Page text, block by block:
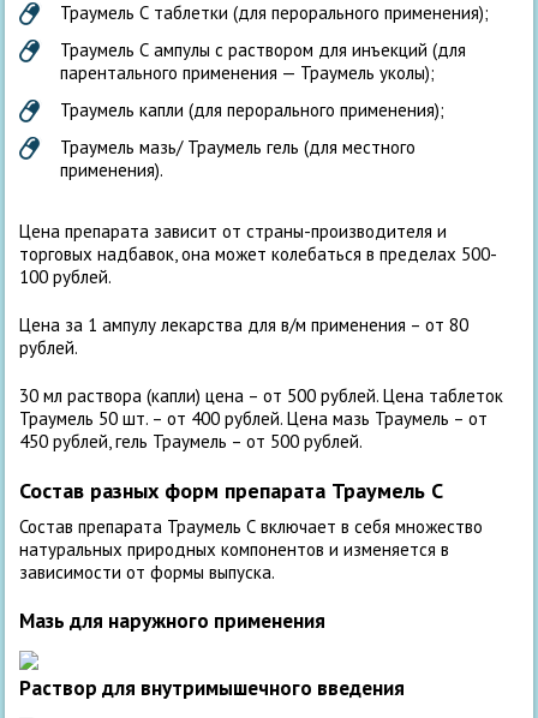
Траумель С таблетки (для перорального применения);
Траумель С ампулы с раствором для инъекций (для
парентального применения — Траумель уколы);
Траумель капли (для перорального применения);
Траумель мазь/ Траумель гель (для местного
применения).
Цена препарата зависит от страны-производителя и
торговых надбавок, она может колебаться в пределах 500-
100 рублей.
Цена за 1 ампулу лекарства для в/м применения – от 80
рублей.
30 мл раствора (капли) цена – от 500 рублей. Цена таблеток
Траумель 50 шт. – от 400 рублей. Цена мазь Траумель – от
450 рублей, гель Траумель – от 500 рублей.
Состав разных форм препарата Траумель С
Состав препарата Траумель С включает в себя множество
натуральных природных компонентов и изменяется в
зависимости от формы выпуска.
Мазь для наружного применения
Раствор для внутримышечного введения